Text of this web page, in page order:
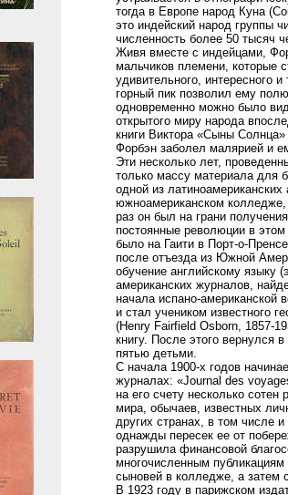
тогда в Европе народ Куна
это индейский народ группы
численность более 50 тысяч
Живя вместе с индейцами,
мальчиков племени, которые
удивительного, интересного
горный пик позволил ему
одновременно можно было
открытого миру народа
книги Виктора «Сыны Солнца»
Форбэн заболел малярией и
Эти несколько лет,
только массу материала для
одной из
южноамериканском колледже,
раз он был на грани
постоянные революции в
было на Гаити в Порт-о-
после отъезда из Южной
обучение английскому языку
американских журналов,
начала испано-
и стал учеником известного
(Henry Fairfield Osborn, 1857-
книгу. После этого вернулся
пятью детьми.
С начала 1900-х годов
журналах: «Journal des
на его счету несколько
мира, обычаев, известных
других странах, в том числе
однажды пересек ее от
разрушила финансовой
многочисленным
сыновей в колледже, а затем
В 1923 году в парижском